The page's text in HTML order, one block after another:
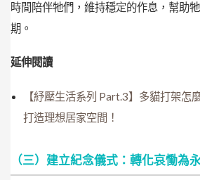
時間陪伴牠們，維持穩定的作息，幫助
期。
延伸閱讀
【紓壓生活系列 Part.3】多貓打架怎
打造理想居家空間！
（三）建立紀念儀式：轉化哀慟為